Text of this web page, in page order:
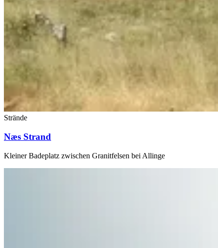
Strände
Næs Strand
Kleiner Badeplatz zwischen Granitfelsen bei Allinge